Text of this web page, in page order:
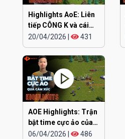
Highlights AoE: Liên
tiếp CÔNG K và cái
kết
20/04/2026 431
AOE Highlights: Trận
bật time cực ảo của
CHIP
06/04/2026 486